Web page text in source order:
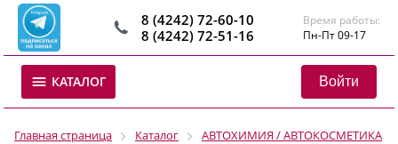
8 (4242) 72-60-10
8 (4242) 72-51-16
Время работы:
Пн-Пт 09-17
КАТАЛОГ Войти
Главная страница Каталог
АВТОХИМИЯ / АВТОКОСМЕТИКА